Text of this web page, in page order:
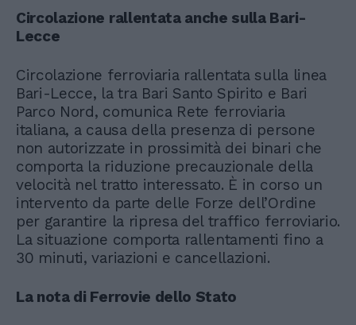
Circolazione rallentata anche sulla Bari-
Lecce
Circolazione ferroviaria rallentata sulla linea
Bari-Lecce, la tra Bari Santo Spirito e Bari
Parco Nord, comunica Rete ferroviaria
italiana, a causa della presenza di persone
non autorizzate in prossimità dei binari che
comporta la riduzione precauzionale della
velocità nel tratto interessato. È in corso un
intervento da parte delle Forze dell’Ordine
per garantire la ripresa del traffico ferroviario.
La situazione comporta rallentamenti fino a
30 minuti, variazioni e cancellazioni.
La nota di Ferrovie dello Stato